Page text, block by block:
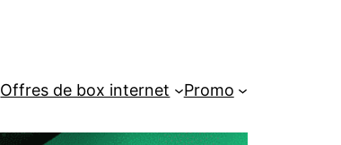
Offres de box internet Promo